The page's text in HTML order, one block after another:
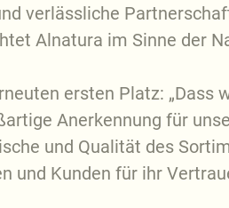
verlässliche
Alnatura im Sinne der
ersten Platz: „Dass
Anerkennung für
und Qualität des
und Kunden für ihr